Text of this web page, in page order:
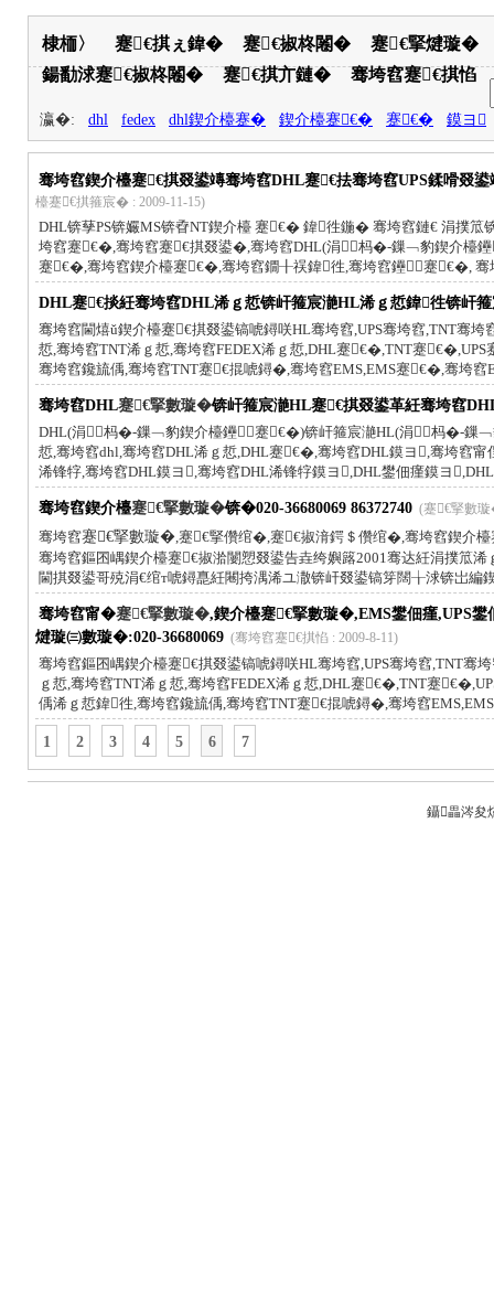
棣栭〉 蹇€掑ぇ鍏� 蹇€掓柊闂�
蹇€掔煡璇�
鍚勫浗蹇€掓柊闂�
蹇€掑亣鏈� 骞垮窞蹇€掑惂
瀛�: dhl fedex dhl鍥介檯蹇� 鍥介檯蹇€� 蹇€� 鏌ヨ
骞垮窞鍥介檯蹇€掑叕鍙竱骞垮窞DHL蹇€抾骞垮窞UPS鍒嗗叕
檯蹇€掑箍宸� : 2009-11-15)
DHL锛孶PS锛孍MS锛孴NT鍥介檯 蹇€� 鍏徃鍦� 骞垮窞鏈€ 涓撲笟
垮窞蹇€�,骞垮窞蹇€掑叕鍙�,骞垮窞DHL(涓杩�-鏁﹁豹鍥介檯
蹇€�,骞垮窞鍥介檯蹇€�,骞垮窞鐗╂祦鍏徃,骞垮窞鑸┖蹇€�, 骞
DHL蹇€掞紝骞垮窞DHL浠ｇ悊锛屽箍宸濪HL浠ｇ悊鍏徃锛屽
骞垮窞閫熺ǔ鍥介檯蹇€掑叕鍙镐唬鐞咲HL骞垮窞,UPS骞垮窞,TNT骞
悊,骞垮窞TNT浠ｇ悊,骞垮窞FEDEX浠ｇ悊,DHL蹇€�,TNT蹇
骞垮窞鑱旈偊,骞垮窞TNT蹇€掍唬鐞�,骞垮窞EMS,EMS蹇€�,骞垮
骞垮窞DHL蹇€掔數璇�锛屽箍宸濪HL蹇€掑叕鍙革紝骞垮窞
DHL(涓杩�-鏁﹁豹鍥介檯鑸┖蹇€�)锛屽箍宸濪HL(涓杩�-鏁
悊,骞垮窞dhl,骞垮窞DHL浠ｇ悊,DHL蹇€�,骞垮窞DHL鏌ヨ,骞垮窞
浠锋牸,骞垮窞DHL鏌ヨ,骞垮窞DHL浠锋牸鏌ヨ,DHL鐢佃瘽鏌ヨ
骞垮窞鍥介檯蹇€掔數璇�锛�020-36680069 86372740 (蹇€掔數
骞垮窞蹇€掔數璇�,蹇€掔儹绾�,蹇€掓湇鍔＄儹绾�,骞垮窞鍥介檯
骞垮窞鏂囨嵎鍥介檯蹇€掓湁闄愬叕鍙告垚绔嬩簬2001骞达紝涓撲笟
閫掑叕鍙哥殑涓€绾т唬鐞嗭紝闀挎湡浠ユ潵锛屽叕鍙镐笌闊╁浗锛岀
骞垮窞甯�蹇€掔數璇�,鍥介檯蹇€掔數璇�,EMS鐢佃瘽,UPS
煡璇㈢數璇�:020-36680069 (骞垮窞蹇€掑惂 : 2009-8-11)
骞垮窞鏂囨嵎鍥介檯蹇€掑叕鍙镐唬鐞咲HL骞垮窞,UPS骞垮窞,TNT
ｇ悊,骞垮窞TNT浠ｇ悊,骞垮窞FEDEX浠ｇ悊,DHL蹇€�,TNT蹇
偊浠ｇ悊鍏徃,骞垮窞鑱旈偊,骞垮窞TNT蹇€掍唬鐞�,骞垮窞
1 2 3 4 5 6 7
鑷畾涔